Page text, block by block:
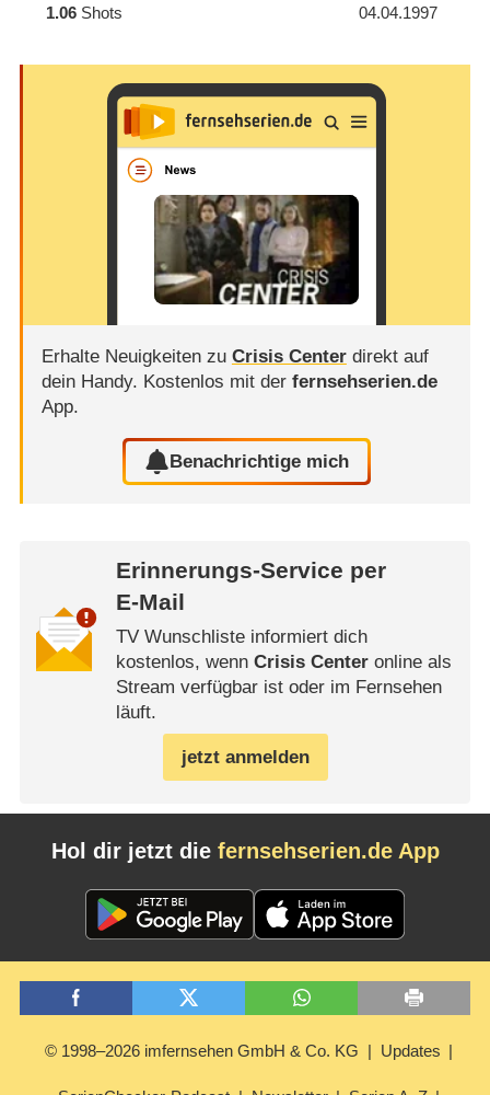
1.06 Shots
04.04.1997
Erhalte Neuigkeiten zu Crisis Centerdirekt auf
dein Handy. Kostenlos mit der fernsehserien.de
App.
Benachrichtige mich
Erinnerungs-Service per
E-Mail
TV Wunschliste informiert dich
kostenlos, wenn Crisis Centeronline als
Stream verfügbar ist oder im Fernsehen
läuft.
jetzt anmelden
Hol dir jetzt die fernsehserien.de App
© 1998–2026 imfernsehen GmbH & Co. KG Updates